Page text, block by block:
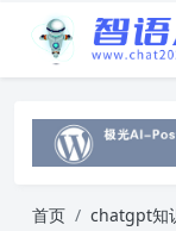
首页 chatgpt知